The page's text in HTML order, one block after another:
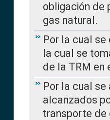
obligación de
gas natural.
Por la cual se
la cual se
de la TRM en
Por la cual
alcanzados
transporte de